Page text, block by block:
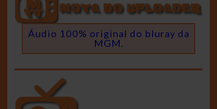
Áudio 100% original do bluray da
MGM.